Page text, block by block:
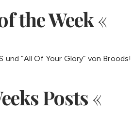
the Week«
und “All Of Your Glory” von Broods!
Posts«